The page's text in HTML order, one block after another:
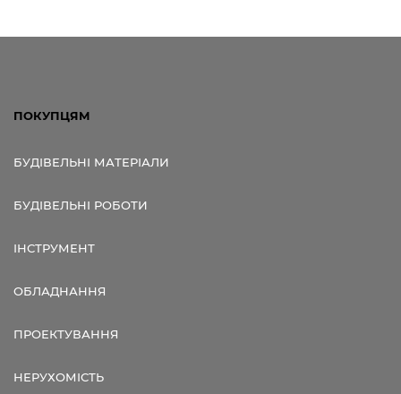
ПОКУПЦЯМ
БУДІВЕЛЬНІ МАТЕРІАЛИ
БУДІВЕЛЬНІ РОБОТИ
ІНСТРУМЕНТ
ОБЛАДНАННЯ
ПРОЕКТУВАННЯ
НЕРУХОМІСТЬ